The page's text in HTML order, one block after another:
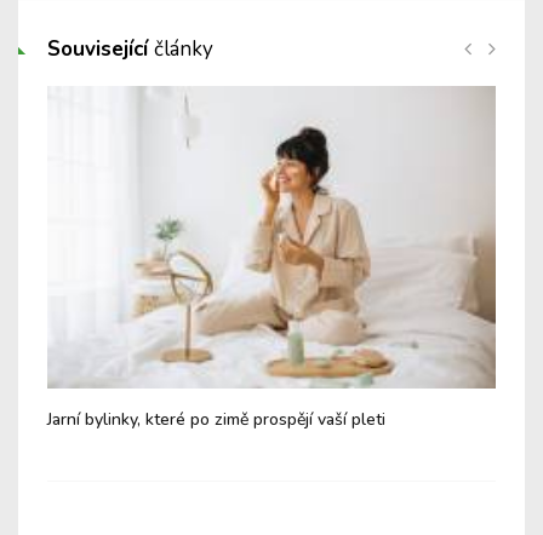
Souvisejícíčlánky
Jarní bylinky, které po zimě prospějí vaší pleti